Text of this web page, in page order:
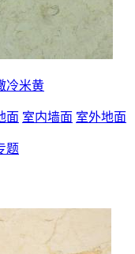
冷米黄
面 室内墙面 室外地面